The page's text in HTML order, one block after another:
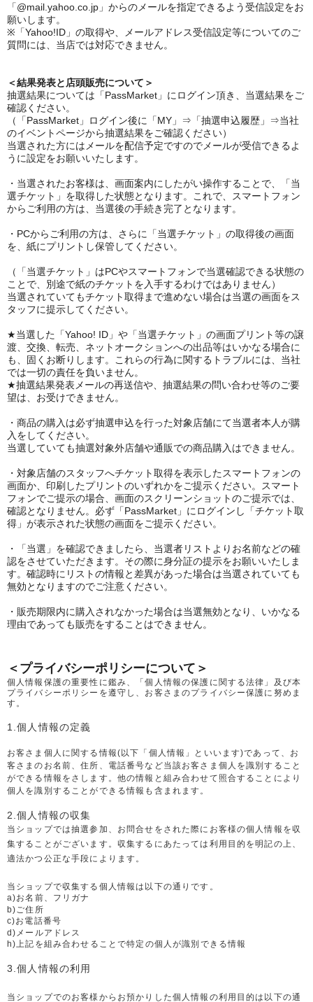
「@mail.yahoo.co.jp 」からのメールを指定できるよう受信設定をお
願いします。
※「Yahoo!ID 」の取得や、メールアドレス受信設定等についてのご
質問には、当店では対応できません。
＜結果発表と店頭販売について＞
抽選結果については「PassMarket 」にログイン頂き、当選結果をご
確認ください。
（「PassMarket 」ログイン後に「MY 」⇒「抽選申込履歴」⇒当社
のイベントページから抽選結果をご確認ください）
当選された方にはメールを配信予定ですのでメールが受信できるよ
うに設定をお願いいたします。
・当選されたお客様は、画面案内にしたがい操作することで、「当
選チケット」を取得した状態となります。これで、スマートフォン
からご利用の方は、当選後の手続き完了となります。
・ PCからご利用の方は、さらに「当選チケット」の取得後の画面
を、紙にプリントし保管してください。
（「当選チケット」はPCやスマートフォンで当選確認できる状態の
ことで、別途で紙のチケットを入手するわけではありません）
当選されていてもチケット取得まで進めない場合は当選の画面をス
タッフに提示してください。
★当選した「Yahoo! ID 」や「当選チケット」の画面プリント等の譲
渡、交換、転売、ネットオークションへの出品等はいかなる場合に
も、固くお断りします。これらの行為に関するトラブルには、当社
では一切の責任を負いません。
★抽選結果発表メールの再送信や、抽選結果の問い合わせ等のご要
望は、お受けできません。
・商品の購入は必ず抽選申込を行った対象店舗にて当選者本人が購
入をしてください。
当選していても抽選対象外店舗や通販での商品購入はできません。
・対象店舗のスタッフへチケット取得を表示したスマートフォンの
画面か、印刷したプリントのいずれかをご提示ください。スマート
フォンでご提示の場合、画面のスクリーンショットのご提示では、
確認となりません。必ず「PassMarket 」にログインし「チケット取
得」が表示された状態の画面をご提示ください。
・「当選」を確認できましたら、当選者リストよりお名前などの確
認をさせていただきます。その際に身分証の提示をお願いいたしま
す。確認時にリストの情報と差異があった場合は当選されていても
無効となりますのでご注意ください。
・販売期限内に購入されなかった場合は当選無効となり、いかなる
理由であっても販売をすることはできません。
＜プライバシーポリシーについて＞
個人情報保護の重要性に鑑み、「個人情報の保護に関する法律」及び本
プライバシーポリシーを遵守し、お客さまのプライバシー保護に努めま
す。
1.個人情報の定義
お客さま個人に関する情報(以下「個人情報」といいます)であって、お
客さまのお名前、住所、電話番号など当該お客さま個人を識別すること
ができる情報をさします。他の情報と組み合わせて照合することにより
個人を識別することができる情報も含まれます。
2.個人情報の収集
当ショップでは抽選参加、お問合せをされた際にお客様の個人情報を収
集することがございます。収集するにあたっては利用目的を明記の上、
適法かつ公正な手段によります。
当ショップで収集する個人情報は以下の通りです。
a)お名前、フリガナ
b)ご住所
c)お電話番号
d)メールアドレス
h)上記を組み合わせることで特定の個人が識別できる情報
3.個人情報の利用
当ショップでのお客様からお預かりした個人情報の利用目的は以下の通